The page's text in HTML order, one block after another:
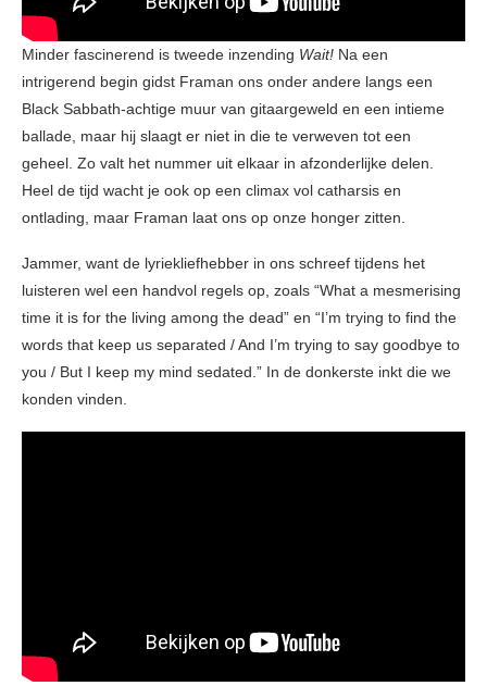
Minder fascinerend is tweede inzending Wait! Na een
intrigerend begin gidst Framan ons onder andere langs een
Black Sabbath-achtige muur van gitaargeweld en een intieme
ballade, maar hij slaagt er niet in die te verweven tot een
geheel. Zo valt het nummer uit elkaar in afzonderlijke delen.
Heel de tijd wacht je ook op een climax vol catharsis en
ontlading, maar Framan laat ons op onze honger zitten.
Jammer, want de lyriekliefhebber in ons schreef tijdens het
luisteren wel een handvol regels op, zoals “What a mesmerising
time it is for the living among the dead” en “I’m trying to find the
words that keep us separated / And I’m trying to say goodbye to
you / But I keep my mind sedated.” In de donkerste inkt die we
konden vinden.